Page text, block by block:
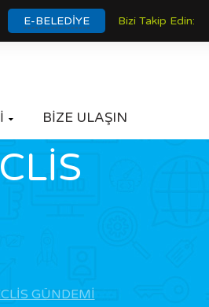
E-BELEDİYE Bizi Takip Edin:
 BİZE ULAŞIN
GÜNDEMİ